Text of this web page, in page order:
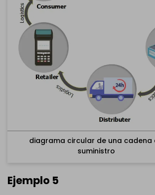
diagrama circular de una cadena
suministro
Ejemplo 5